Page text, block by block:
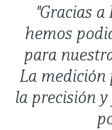
"Gracias
hemos
para
La
la precisión